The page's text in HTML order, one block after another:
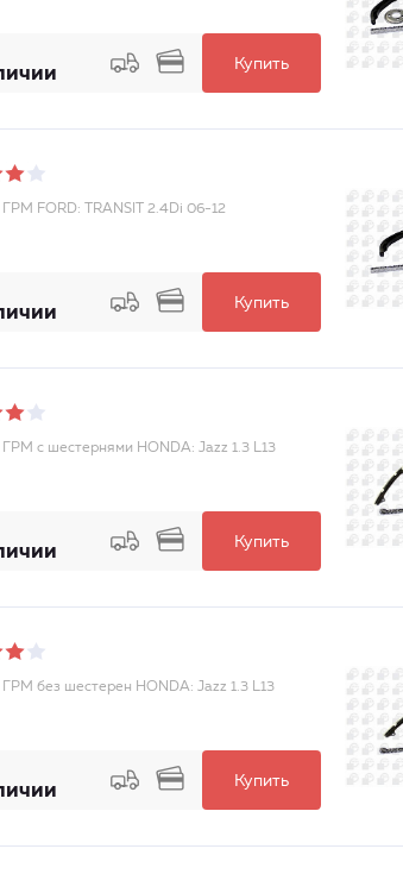
Купить
FORD: TRANSIT 2.4Di 06-12
Купить
с шестернями HONDA: Jazz 1.3 L13
Купить
без шестерен HONDA: Jazz 1.3 L13
Купить